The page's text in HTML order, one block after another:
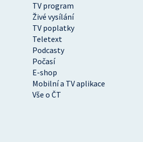
TV program
Živé vysílání
TV poplatky
Teletext
Podcasty
Počasí
E-shop
Mobilní a TV aplikace
Vše o ČT